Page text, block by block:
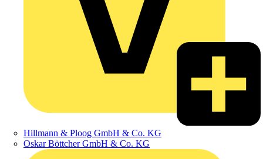
Hillmann & Ploog GmbH & Co. KG
Oskar Böttcher GmbH & Co. KG